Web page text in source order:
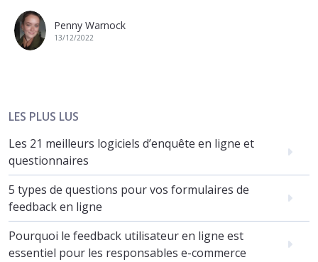
Penny Warnock
13/12/2022
LES PLUS LUS
Les 21 meilleurs logiciels d’enquête en ligne et
questionnaires
5 types de questions pour vos formulaires de
feedback en ligne
Pourquoi le feedback utilisateur en ligne est
essentiel pour les responsables e-commerce